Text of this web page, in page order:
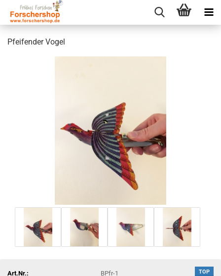
Pfeifender Vogel
TOP
Art.Nr.:
BPfr-1